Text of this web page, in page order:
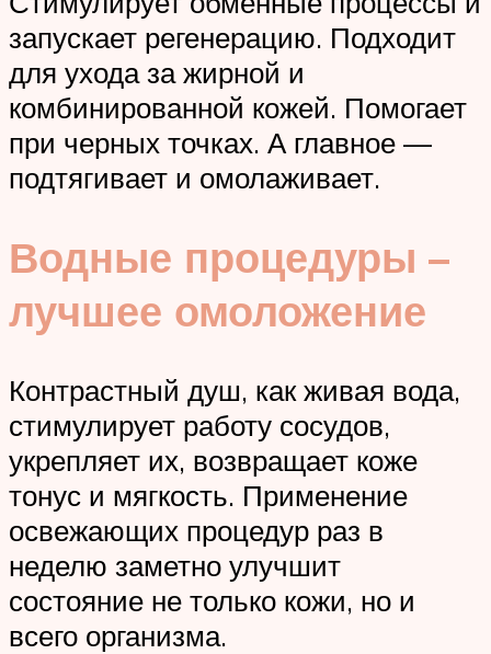
запускает регенерацию. Подходит
для ухода за жирной и
комбинированной кожей. Помогает
при черных точках. А главное —
подтягивает и омолаживает.
Водные процедуры –
лучшее омоложение
Контрастный душ, как живая вода,
стимулирует работу сосудов,
укрепляет их, возвращает коже
тонус и мягкость. Применение
освежающих процедур раз в
неделю заметно улучшит
состояние не только кожи, но и
всего организма.